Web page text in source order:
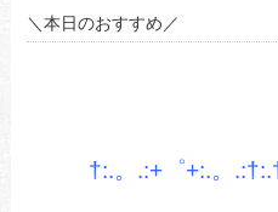
＼本日のおすすめ／
†:.。.:+゜+:.。